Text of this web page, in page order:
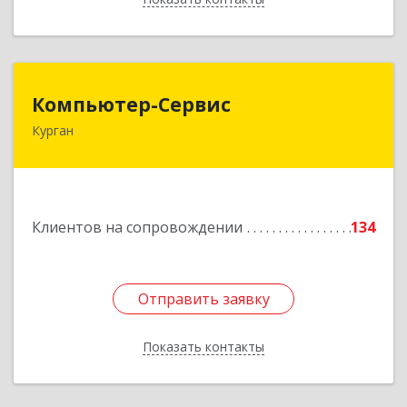
Компьютер-Сервис
Курган
Клиентов на сопровождении 134
Отправить заявку
Показать контакты
Отправить заявку
Назад